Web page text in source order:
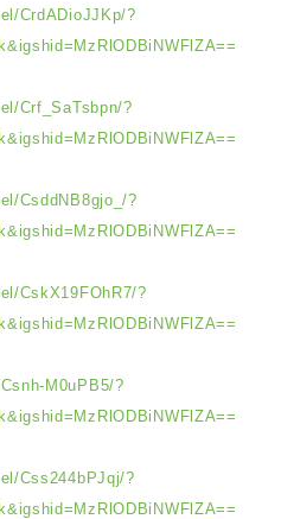
CrdADioJJKp/?
Crf_SaTsbpn/?
CsddNB8gjo_/?
CskX19FOhR7/?
M0uPB5/?
Css244bPJqj/?